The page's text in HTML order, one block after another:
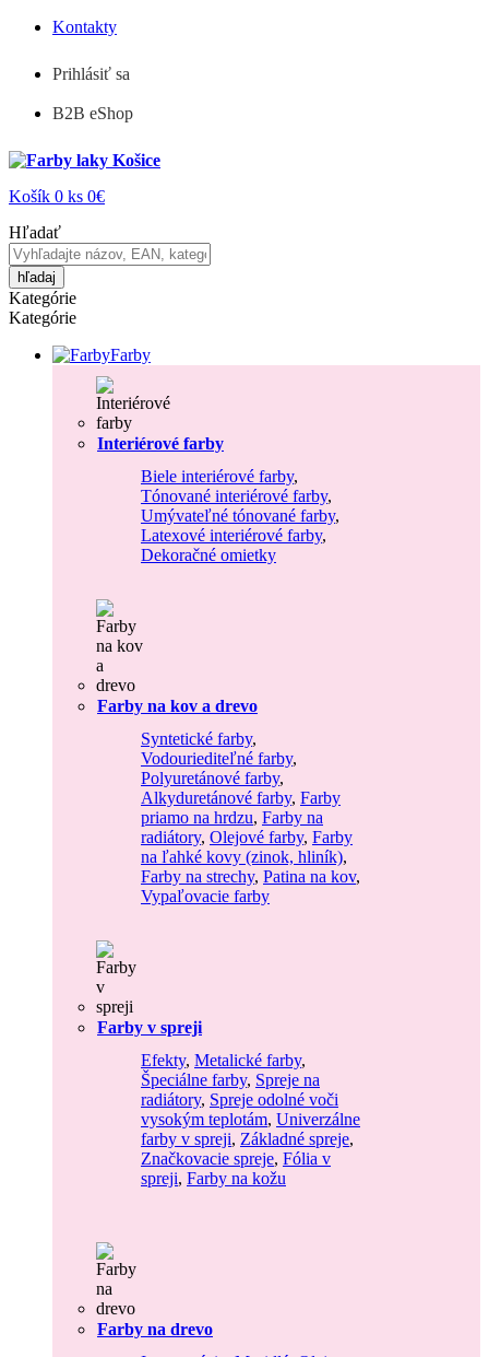
Kontakty
Prihlásiť sa
B2B eShop
Košík 0 ks 0€
Hľadať
hľadaj
Kategórie
Kategórie
Farby
Interiérové farby
Biele interiérové farby,
Tónované interiérové farby,
Umývateľné tónované farby,
Latexové interiérové farby,
Dekoračné omietky
Farby na kov a drevo
Syntetické farby,
Vodouriediteľné farby,
Polyuretánové farby,
Alkyduretánové farby, Farby
priamo na hrdzu, Farby na
radiátory, Olejové farby, Farby
na ľahké kovy (zinok, hliník),
Farby na strechy, Patina na kov,
Vypaľovacie farby
Farby v spreji
Efekty, Metalické farby,
Špeciálne farby, Spreje na
radiátory, Spreje odolné voči
vysokým teplotám, Univerzálne
farby v spreji, Základné spreje,
Značkovacie spreje, Fólia v
spreji, Farby na kožu
Farby na drevo